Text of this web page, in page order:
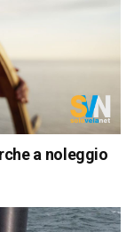
a noleggio